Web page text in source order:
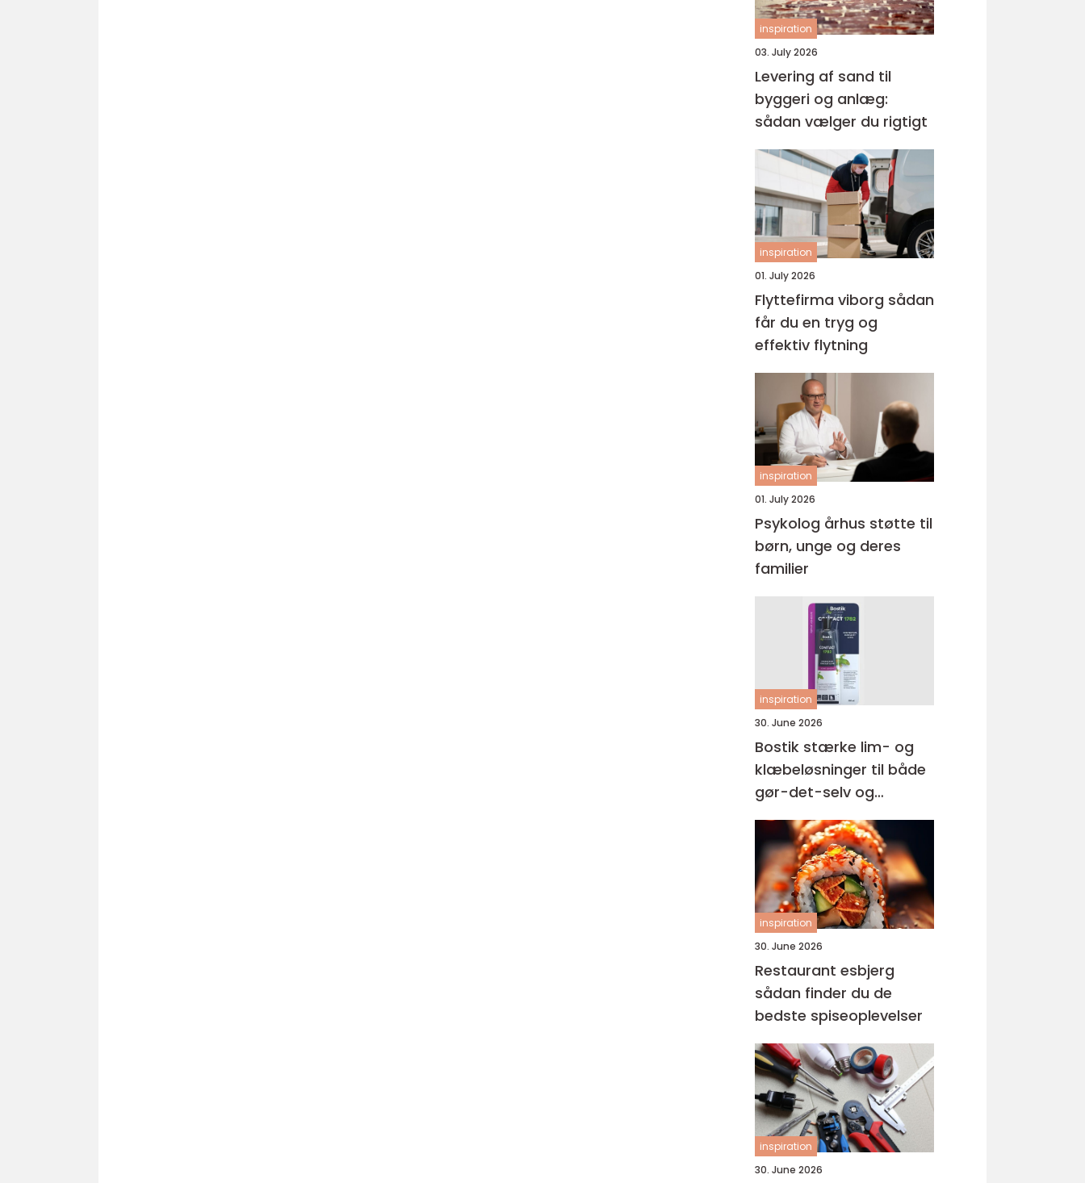
inspiration
03. July 2026
Levering af sand til
byggeri og anlæg:
sådan vælger du rigtigt
inspiration
01. July 2026
Flyttefirma viborg sådan
får du en tryg og
effektiv flytning
inspiration
01. July 2026
Psykolog århus støtte til
børn, unge og deres
familier
inspiration
30. June 2026
Bostik stærke lim- og
klæbeløsninger til både
gør-det-selv og
professionelle
inspiration
30. June 2026
Restaurant esbjerg
sådan finder du de
bedste spiseoplevelser
inspiration
30. June 2026